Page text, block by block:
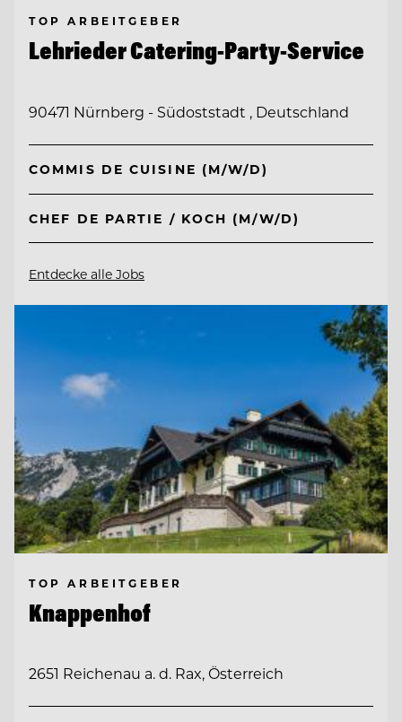
TOP ARBEITGEBER
Lehrieder Catering-Party-Service
90471 Nürnberg - Südoststadt , Deutschland
COMMIS DE CUISINE (M/W/D)
CHEF DE PARTIE / KOCH (M/W/D)
Entdecke alle Jobs
TOP ARBEITGEBER
Knappenhof
2651 Reichenau a. d. Rax, Österreich